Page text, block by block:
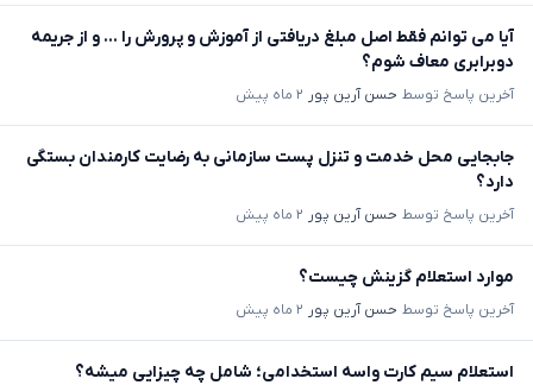
آیا می توانم فقط اصل مبلغ دریافتی از آموزش و پرورش را ... و از جریمه
دوبرابری معاف شوم؟
آخرین پاسخ توسط حسن آرین پور ۲ ماه پیش
جابجایی محل خدمت و تنزل پست سازمانی به رضایت کارمندان بستگی
دارد؟
آخرین پاسخ توسط حسن آرین پور ۲ ماه پیش
موارد استعلام گزینش چیست؟
آخرین پاسخ توسط حسن آرین پور ۲ ماه پیش
استعلام سیم کارت واسه استخدامی؛ شامل چه چیزایی میشه؟